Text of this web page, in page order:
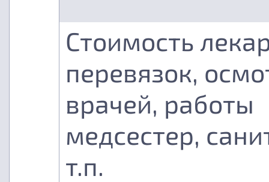
Стоимость
перевязок,
врачей, работы
медсестер,
т.п.